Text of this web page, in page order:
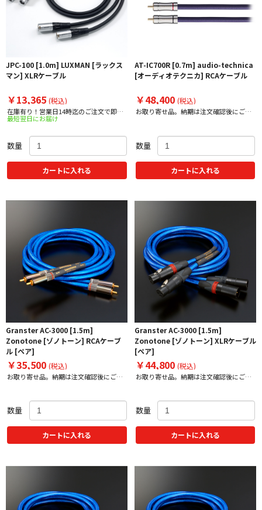
JPC-100 [1.0m] LUXMAN [ラックス
マン] XLRケーブル
￥13,365 (税込)
在庫有り！営業日14時迄のご注文で即日
出荷！
最短翌日にお届け
数量
カートに入れる
AT-IC700R [0.7m] audio-technica
[オーディオテクニカ] RCAケーブル
￥48,400 (税込)
お取り寄せ品。納期は注文確認後にご案
数量
カートに入れる
Granster AC-3000 [1.5m]
Zonotone [ゾノトーン] RCAケーブ
ル [ペア]
￥35,500 (税込)
お取り寄せ品。納期は注文確認後にご案
数量
カートに入れる
Granster AC-3000 [1.5m]
Zonotone [ゾノトーン] XLRケーブル
[ペア]
￥44,800 (税込)
お取り寄せ品。納期は注文確認後にご案
数量
カートに入れる